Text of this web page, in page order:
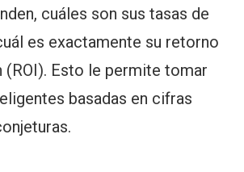
cuáles son sus tasas de
es exactamente su retorno
(ROI). Esto le permite tomar
basadas en cifras